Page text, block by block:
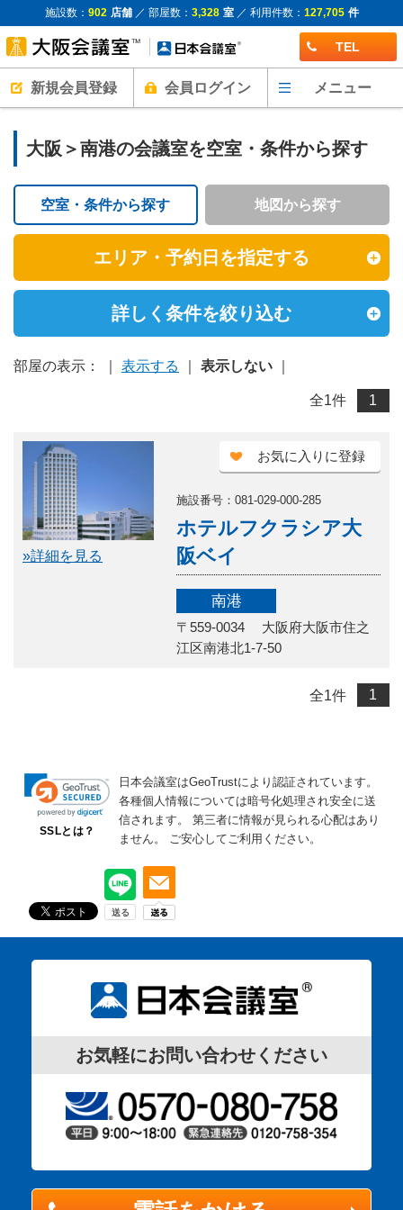
施設数： 902 店舗／ 部屋数： 3,328 室／ 利用件数： 127,705 件
TEL
新規会員登録 会員ログイン メニュー
大阪＞南港の会議室を空室・条件から探す
空室・条件から探す 地図から探す
エリア・予約日を指定する
詳しく条件を絞り込む
部屋の表示： ｜ 表示する 表示しない
全1件 1
»詳細を見る
施設番号：081-029-000-285
お気に入りに登録
ホテルフクラシア大
阪ベイ
南港
〒559-0034 大阪府大阪市住之
江区南港北1-7-50
全1件 1
SSLとは？
日本会議室はGeoTrustにより認証されています。
各種個人情報については暗号化処理され安全に送
信されます。
第三者に情報が見られる心配はあり
ません。
ご安心してご利用ください。
お気軽にお問い合わせください